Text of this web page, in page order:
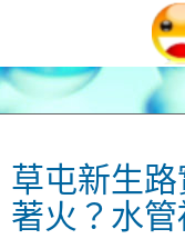
草屯新生
著火？水